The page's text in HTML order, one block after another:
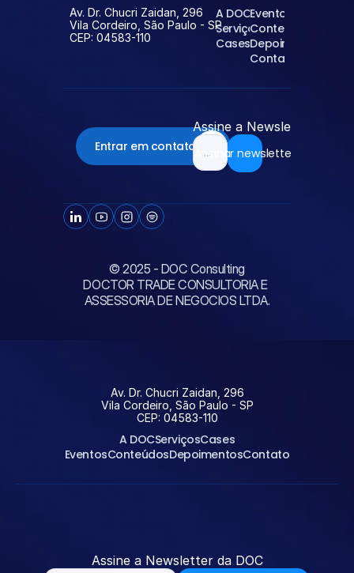
Av. Dr. Chucri Zaidan, 296
Vila Cordeiro, São Paulo - SP
CEP: 04583-110
A DOC
Serviços
Cases
Eventos
Conteúdos
Depoimentos
Contato
Entrar em contato
Assine a Newsletter da
Assinar newsletter
© 2025 - DOC Consulting
DOCTOR TRADE CONSULTORIA E
ASSESSORIA DE NEGOCIOS LTDA.
Av. Dr. Chucri Zaidan, 296
Vila Cordeiro, São Paulo - SP
CEP: 04583-110
A DOCServiçosCases
EventosConteúdosDepoimentosContato
Assine a Newsletter da DOC